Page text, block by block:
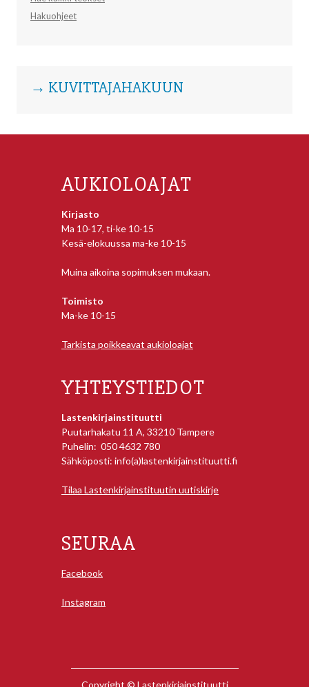
Hakuohjeet
→ KUVITTAJAHAKUUN
AUKIOLOAJAT
Kirjasto
Ma 10-17, ti-ke 10-15
Kesä-elokuussa ma-ke 10-15
Muina aikoina sopimuksen mukaan.
Toimisto
Ma-ke 10-15
Tarkista poikkeavat aukioloajat
YHTEYSTIEDOT
Lastenkirjainstituutti
Puutarhakatu 11 A, 33210 Tampere
Puhelin: 050 4632 780
Sähköposti: info(a)lastenkirjainstituutti.fi
Tilaa Lastenkirjainstituutin uutiskirje
SEURAA
Facebook
Instagram
Copyright © Lastenkirjainstituutti